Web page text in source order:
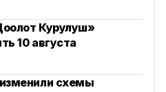
Курулуш»
10 августа
схемы